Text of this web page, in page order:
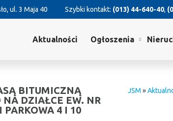
ul. 3 Maja 40 Szybki kontakt: (013) 44-640-40,
Aktualności Ogłoszenia
BITUMICZNĄ
DZIAŁCE EW. NR
4 I 10
JSM »